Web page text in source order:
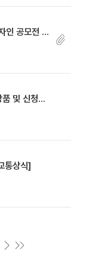
[건학위원회] 육바라밀 청년불자 인증 굿즈 디자인 공모전 안내
[금융위원회/서민금융진흥원] 청년미래적금 상품 및 신청방법 안내
통상식]